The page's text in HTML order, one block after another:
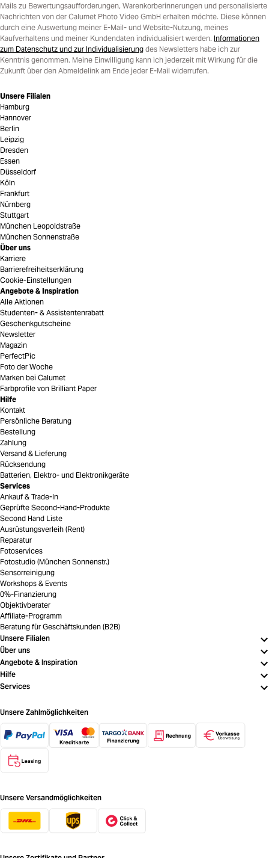
Mails zu Bewertungsaufforderungen, Warenkorberinnerungen und personalisierte
Nachrichten von der Calumet Photo Video GmbH erhalten möchte. Diese können
durch eine Auswertung meiner E-Mail- und Website-Nutzung, meines
Kaufverhaltens und meiner Kundendaten individualisiert werden. Informationen
zum Datenschutz und zur Individualisierung des Newsletters habe ich zur
Kenntnis genommen. Meine Einwilligung kann ich jederzeit mit Wirkung für die
Zukunft über den Abmeldelink am Ende jeder E-Mail widerrufen.
Unsere Filialen
Hamburg
Hannover
Berlin
Leipzig
Dresden
Essen
Düsseldorf
Köln
Frankfurt
Nürnberg
Stuttgart
München Leopoldstraße
München Sonnenstraße
Über uns
Karriere
Barrierefreiheitserklärung
Cookie-Einstellungen
Angebote & Inspiration
Alle Aktionen
Studenten- & Assistentenrabatt
Geschenkgutscheine
Newsletter
Magazin
PerfectPic
Foto der Woche
Marken bei Calumet
Farbprofile von Brilliant Paper
Hilfe
Kontakt
Persönliche Beratung
Bestellung
Zahlung
Versand & Lieferung
Rücksendung
Batterien, Elektro- und Elektronikgeräte
Services
Ankauf & Trade-In
Geprüfte Second-Hand-Produkte
Second Hand Liste
Ausrüstungsverleih (Rent)
Reparatur
Fotoservices
Fotostudio (München Sonnenstr.)
Sensorreinigung
Workshops & Events
0%-Finanzierung
Objektivberater
Affiliate-Programm
Beratung für Geschäftskunden (B2B)
Unsere Filialen
Über uns
Angebote & Inspiration
Hilfe
Services
Unsere Zahlmöglichkeiten
Unsere Versandmöglichkeiten